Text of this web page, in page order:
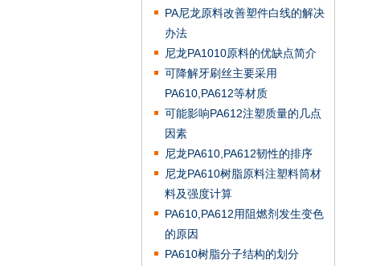
PA尼龙原料改善塑件白线的解决
办法
尼龙PA1010原料的优缺点简介
可降解牙刷丝主要采用
PA610,PA612等材质
可能影响PA612注塑质量的几点
因素
尼龙PA610,PA612韧性的排序
尼龙PA610树脂原料注塑料筒材
料及强度计算
PA610,PA612用阻燃剂发生变色
的原因
PA610树脂分子结构的划分